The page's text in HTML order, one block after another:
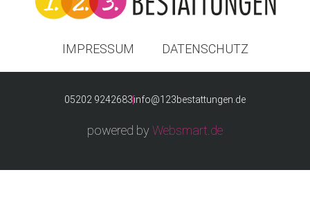
IMPRESSUM DATENSCHUTZ
powered byWebsmart.de
05202 9242683info@123bestattungen.de